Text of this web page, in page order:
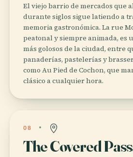
El viejo barrio de mercados que
durante siglos sigue latiendo a
memoria gastronómica. La rue
peatonal y siempre animada, es
más golosos de la ciudad, entre
panaderías, pastelerías y
como Au Pied de Cochon, que
clásico a cualquier hora.
08
The Covered